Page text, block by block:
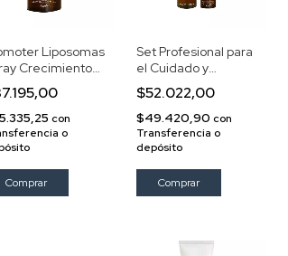
Liposomas
Crecimiento
y Pestañas
con
o
Set Profesional para
el Cuidado y
Crecimiento de
Cejas y Pestañas -
Exel
$52.022,00
$49.420,90 con
Transferencia o
depósito